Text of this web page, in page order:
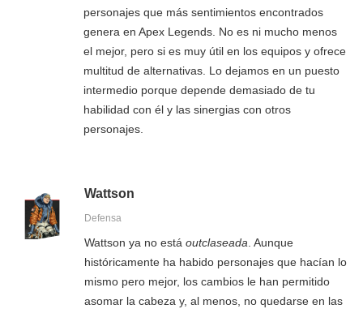
personajes que más sentimientos encontrados
genera en Apex Legends. No es ni mucho menos
el mejor, pero si es muy útil en los equipos y ofrece
multitud de alternativas. Lo dejamos en un puesto
intermedio porque depende demasiado de tu
habilidad con él y las sinergias con otros
personajes.
Wattson
Defensa
Wattson ya no está outclaseada. Aunque
históricamente ha habido personajes que hacían lo
mismo pero mejor, los cambios le han permitido
asomar la cabeza y, al menos, no quedarse en las